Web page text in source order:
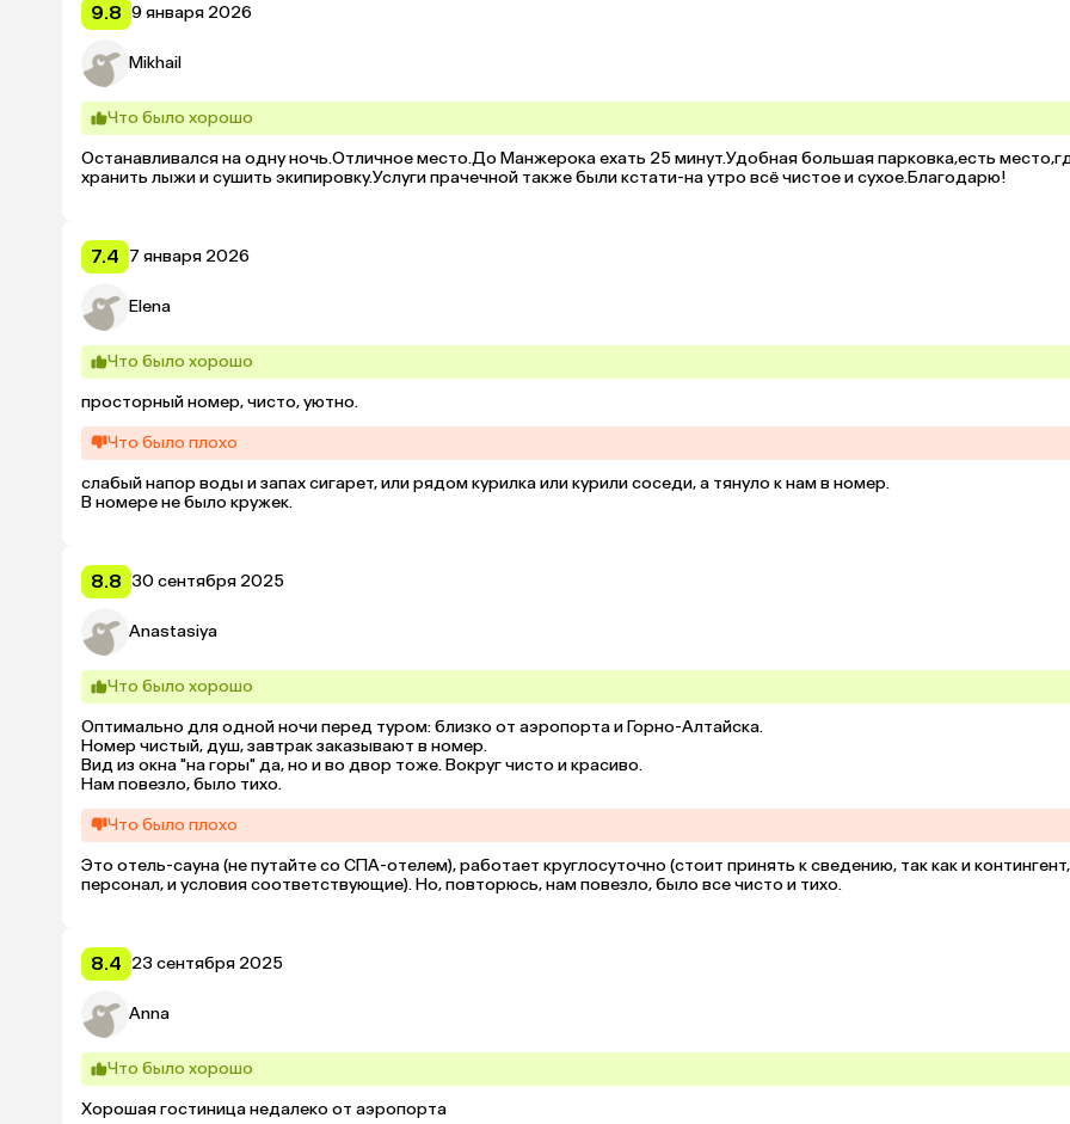
9.8 9 января 2026
Mikhail
Что было хорошо
Останавливался на одну ночь.Отличное место.До Манжерока ехать 25 минут.Удобная большая парковка,есть
хранить лыжи и сушить экипировку.Услуги прачечной также были кстати-на утро всё чистое и сухое.Благодарю!
7.4 7 января 2026
Elena
Что было хорошо
просторный номер, чисто, уютно.
Что было плохо
слабый напор воды и запах сигарет, или рядом курилка или курили соседи, а тянуло к нам в номер.
В номере не было кружек.
8.8 30 сентября 2025
Anastasiya
Что было хорошо
Оптимально для одной ночи перед туром: близко от аэропорта и Горно-Алтайска.
Номер чистый, душ, завтрак заказывают в номер.
Вид из окна "на горы" да, но и во двор тоже. Вокруг чисто и красиво.
Нам повезло, было тихо.
Что было плохо
Это отель-сауна (не путайте со СПА-отелем), работает круглосуточно (стоит принять к сведению, так как и
персонал, и условия соответствующие). Но, повторюсь, нам повезло, было все чисто и тихо.
8.4 23 сентября 2025
Anna
Что было хорошо
Хорошая гостиница недалеко от аэропорта